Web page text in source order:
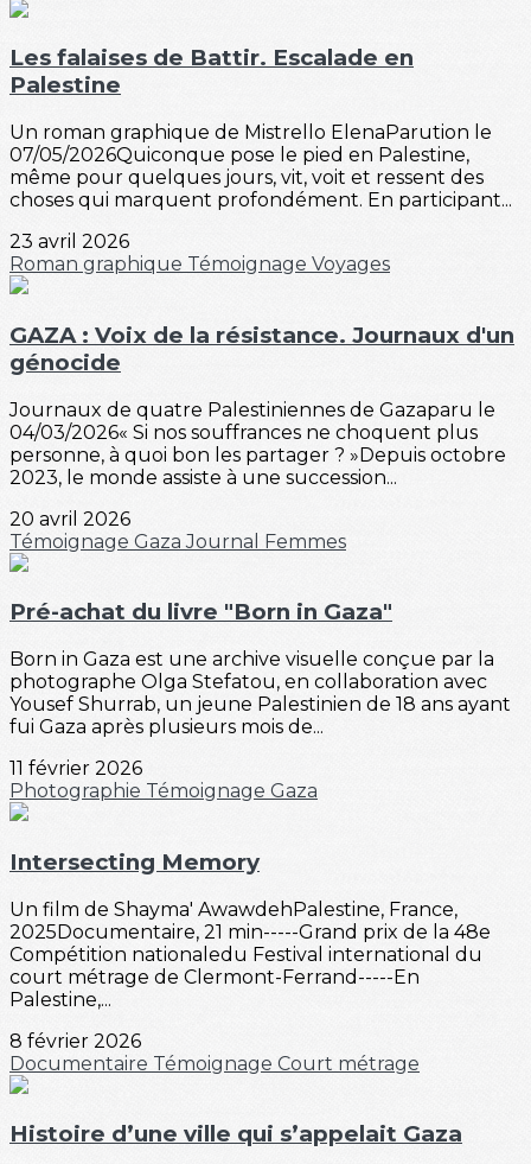
Les falaises de Battir. Escalade en
Palestine
Un roman graphique de Mistrello ElenaParution le
07/05/2026Quiconque pose le pied en Palestine,
même pour quelques jours, vit, voit et ressent des
choses qui marquent profondément. En participant...
23 avril 2026
Roman graphique Témoignage Voyages
GAZA : Voix de la résistance. Journaux d'un
génocide
Journaux de quatre Palestiniennes de Gazaparu le
04/03/2026« Si nos souffrances ne choquent plus
personne, à quoi bon les partager ? »Depuis octobre
2023, le monde assiste à une succession...
20 avril 2026
Témoignage GazaJournal Femmes
Pré-achat du livre "Born in Gaza"
Born in Gaza est une archive visuelle conçue par la
photographe Olga Stefatou, en collaboration avec
Yousef Shurrab, un jeune Palestinien de 18 ans ayant
fui Gaza après plusieurs mois de...
11 février 2026
Photographie Témoignage Gaza
Intersecting Memory
Un film de Shayma' AwawdehPalestine, France,
2025Documentaire, 21 min-----Grand prix de la 48e
Compétition nationaledu Festival international du
court métrage de Clermont-Ferrand-----En
Palestine,...
8 février 2026
Documentaire Témoignage Court métrage
Histoire d’une ville qui s’appelait Gaza